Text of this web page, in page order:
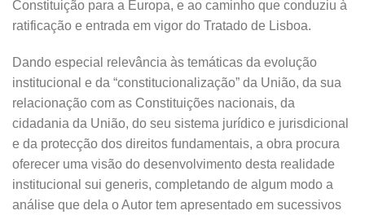
Constituição para a Europa, e ao caminho que conduziu à
ratificação e entrada em vigor do Tratado de Lisboa.
Dando especial relevância às temáticas da evolução
institucional e da “constitucionalização” da União, da sua
relacionação com as Constituições nacionais, da
cidadania da União, do seu sistema jurídico e jurisdicional
e da protecção dos direitos fundamentais, a obra procura
oferecer uma visão do desenvolvimento desta realidade
institucional sui generis, completando de algum modo a
análise que dela o Autor tem apresentado em sucessivos